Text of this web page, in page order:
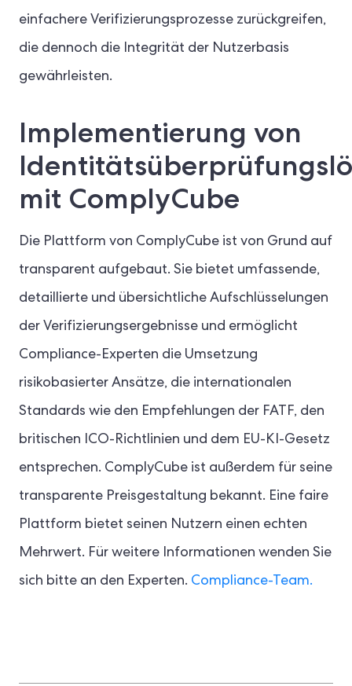
einfachere Verifizierungsprozesse zurückgreifen,
die dennoch die Integrität der Nutzerbasis
gewährleisten.
Implementierung von
mit ComplyCube
Die Plattform von ComplyCube ist von Grund auf
transparent aufgebaut. Sie bietet umfassende,
detaillierte und übersichtliche Aufschlüsselungen
der Verifizierungsergebnisse und ermöglicht
Compliance-Experten die Umsetzung
risikobasierter Ansätze, die internationalen
Standards wie den Empfehlungen der FATF, den
britischen ICO-Richtlinien und dem EU-KI-Gesetz
entsprechen. ComplyCube ist außerdem für seine
transparente Preisgestaltung bekannt. Eine faire
Plattform bietet seinen Nutzern einen echten
Mehrwert. Für weitere Informationen wenden Sie
sich bitte an den Experten. Compliance-Team.